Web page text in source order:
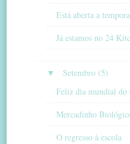
Está aberta a
Já estamos no 24
▼
Setembro (5)
Feliz dia mundial do
Mercadinho
O regresso à escola